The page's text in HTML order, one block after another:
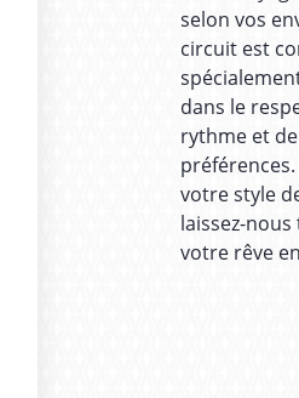
selon vos
circuit est
dans le
rythme et
votre style
laissez-
votre rêve